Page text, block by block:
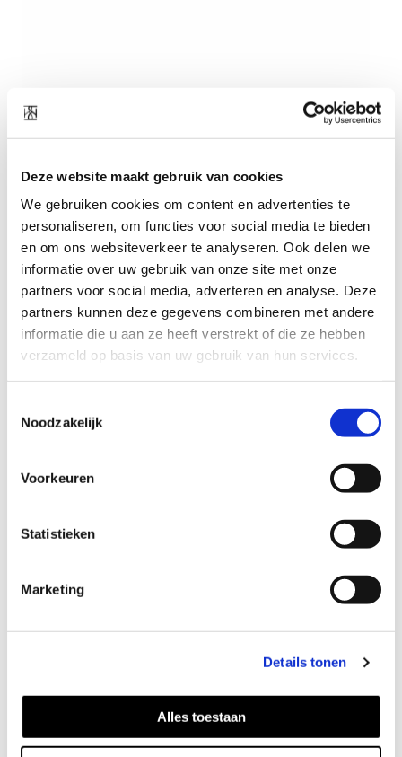
Deze website maakt gebruik van cookies
We gebruiken cookies om content en advertenties te
personaliseren, om functies voor social media te bieden
en om ons websiteverkeer te analyseren. Ook delen we
informatie over uw gebruik van onze site met onze
partners voor social media, adverteren en analyse. Deze
partners kunnen deze gegevens combineren met andere
informatie die u aan ze heeft verstrekt of die ze hebben
verzameld op basis van uw gebruik van hun services.
Noodzakelijk
Voorkeuren
Statistieken
Marketing
Details tonen
Alles toestaan
Spiral oorbellen